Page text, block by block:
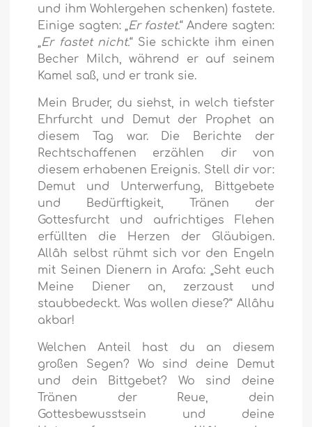
und ihm Wohlergehen schenken) fastete.
Einige sagten: „Er fastet.“ Andere sagten:
„Er fastet nicht.“ Sie schickte ihm einen
Becher Milch, während er auf seinem
Kamel saß, und er trank sie.
Mein Bruder, du siehst, in welch tiefster
Ehrfurcht und Demut der Prophet an
diesem Tag war. Die Berichte der
Rechtschaffenen erzählen dir von
diesem erhabenen Ereignis. Stell dir vor:
Demut und Unterwerfung, Bittgebete
und Bedürftigkeit, Tränen der
Gottesfurcht und aufrichtiges Flehen
erfüllten die Herzen der Gläubigen.
Allâh selbst rühmt sich vor den Engeln
mit Seinen Dienern in Arafa: „Seht euch
Meine Diener an, zerzaust und
staubbedeckt. Was wollen diese?“ Allâhu
akbar!
Welchen Anteil hast du an diesem
großen Segen? Wo sind deine Demut
und dein Bittgebet? Wo sind deine
Tränen der Reue, dein
Gottesbewusstsein und deine